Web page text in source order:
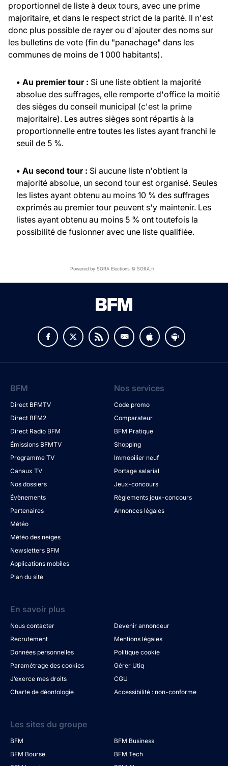
proportionnel de liste à deux tours, avec une prime
majoritaire, et dans le respect strict de la parité. Il n'est
donc plus possible de rayer ou d'ajouter des noms sur
les bulletins de vote (fin du "panachage" dans les
communes de moins de 1 000 habitants).
• Au premier tour : Si une liste obtient la majorité
absolue des suffrages, elle remporte d'office la moitié
des sièges du conseil municipal (c'est la prime
majoritaire). Les autres sièges sont répartis à la
proportionnelle entre toutes les listes ayant franchi le
seuil de 5 %.
• Au second tour : Si aucune liste n'obtient la
majorité absolue, un second tour est organisé. Seules
les listes ayant obtenu au moins 10 % des suffrages
exprimés au premier tour peuvent s'y maintenir. Les
listes ayant obtenu au moins 5 % ont toutefois la
possibilité de fusionner avec une liste qualifiée.
Powered by SORA Elections © SORA.fr
BFM
Direct BFMTV
Direct BFM2
Direct Radio BFM
Émissions BFMTV
Programme TV
Canaux TV
Nos dossiers
Évènements
Partenaires
Météo
Météo des neiges
Newsletters BFM
Applications mobiles
Plan du site
Nos services
Code promo
Comparateur
BFM Pratique
Shopping
Immobilier neuf
Portage salarial
Jeux-concours
Règlements jeux-concours
Annonces légales
En savoir plus
Nous contacter
Devenir annonceur
Recrutement
Mentions légales
Données personnelles
Politique cookie
Paramétrage des cookies
Gérer Utiq
J’exerce mes droits
CGU
Charte de déontologie
Accessibilité : non-conforme
Les sites du groupe
BFM
BFM Business
BFM Bourse
BFM Tech